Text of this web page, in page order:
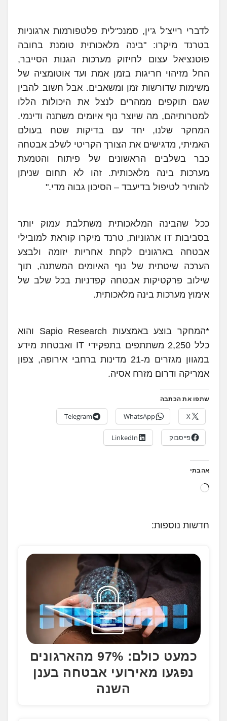
לדברי רייצ’ל ג’ין, סמנכ"לית פלטפורמות ארגוניות
בטרנד מיקרו: "בינה מלאכותית טומנת בחובה
פוטנציאל עצום לחיזוק מערכות הגנות הסייבר,
החל מזיהוי חריגות בזמן אמת ועד אוטומציה של
משימות שדורשות זמן ומשאבים. אבל חשוב להבין
שגם תוקפים ממהרים לנצל את היכולות הללו
למטרותיהם, מה שיוצר נוף איומים משתנה ודינמי.
המחקר שלנו, יחד עם בדיקות שטח בעולם
האמיתי, מדגישים את הצורך הקריטי לשלב אבטחה
כבר בשלבים הראשונים של פיתוח והטמעת
מערכות בינה מלאכותית. זהו לא תחום שניתן
להותיר לטיפול בדיעבד – הסיכון גבוה מדי."
ככל שהבינה המלאכותית משתלבת עמוק יותר
בסביבות IT ארגוניות, טרנד מיקרו קוראת למובילי
אבטחה בארגונים לקחת אחריות יזומה ולבצע
הערכה שיטתית של נוף האיומים המשתנה, תוך
שילוב פרקטיקות אבטחה קפדניות בכל שלב של
אימוץ מערכות בינה מלאכותית.
*המחקר בוצע באמצעות Sapio Research והוא
כלל 2,250 משתתפים בתפקידי IT ואבטחת מידע
במגוון מגזרים מ-21 מדינות ברחבי אירופה, צפון
אמריקה ודרום מזרח אסיה.
שתפו את הכתבה
X
WhatsApp
Telegram
פייסבוק LinkedIn
אהבתי
ט
.
חדשות נוספות:
כמעט כולם: 97% מהארגונים
נפגעו מאירועי אבטחה בענן
השנה